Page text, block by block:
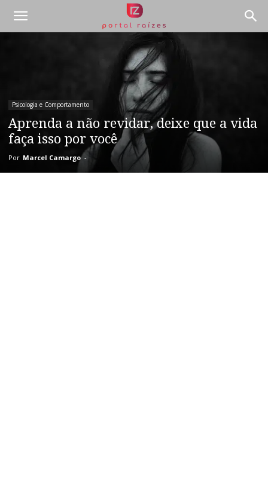
Psicologia e Comportamento
Aprenda a não revidar, deixe que a vida
faça isso por você
Por Marcel Camargo -